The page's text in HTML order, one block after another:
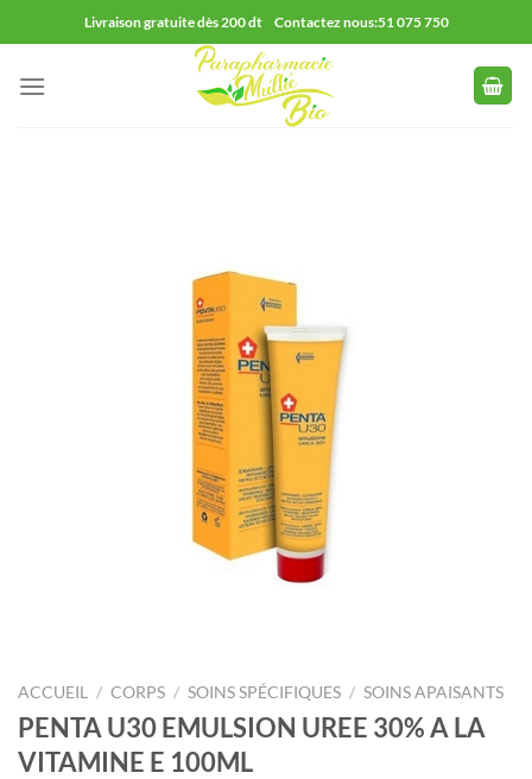
au
contenu
Livraison gratuite dès 200 dt Contactez nous:51 075 750
ACCUEIL / CORPS / SOINS SPÉCIFIQUES / SOINS APAISANTS
PENTA U30 EMULSION UREE 30% A LA
VITAMINE E 100ML